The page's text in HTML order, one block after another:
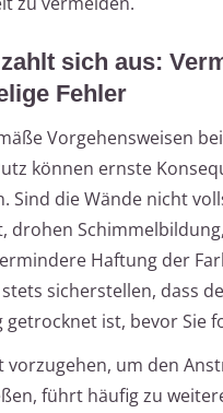
sich aus:
Fehler
Vorgehensweisen
können ernste
Sind die Wände nicht
drohen
Haftung der
sicherstellen, dass
getrocknet ist, bevor Sie
vorzugehen, um den
führt häufig zu